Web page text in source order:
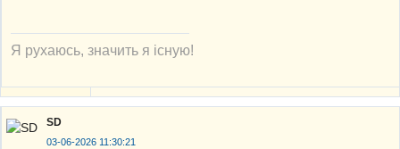
Я рухаюсь, значить я існую!
SD
03-06-2026 11:30:21